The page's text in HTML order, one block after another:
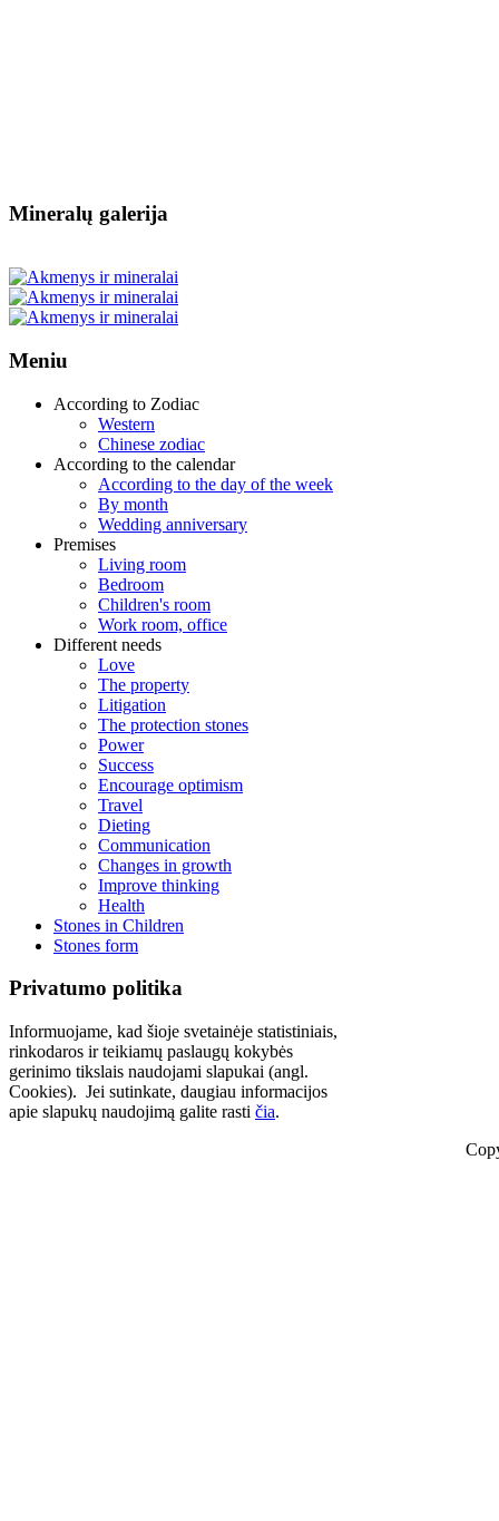
Mineralų galerija
Meniu
According to Zodiac
Western
Chinese zodiac
According to the calendar
According to the day of the week
By month
Wedding anniversary
Premises
Living room
Bedroom
Children's room
Work room, office
Different needs
Love
The property
Litigation
The protection stones
Power
Success
Encourage optimism
Travel
Dieting
Communication
Changes in growth
Improve thinking
Health
Stones in Children
Stones form
Privatumo politika
Informuojame, kad šioje svetainėje statistiniais,
rinkodaros ir teikiamų paslaugų kokybės
gerinimo tikslais naudojami slapukai (angl.
Cookies). Jei sutinkate, daugiau informacijos
apie slapukų naudojimą galite rasti čia.